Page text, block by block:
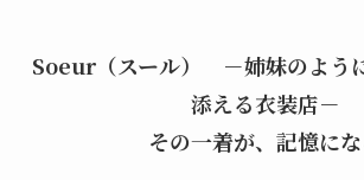
Soeur（スール） －姉妹のよう
添える衣装店－
その一着が、記憶に